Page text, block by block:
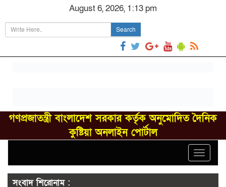
August 6, 2026, 1:13 pm
Search
গণপ্রজাতন্ত্রী বাংলাদেশ সরকার কর্তৃক অনুমোদিত দৈনিক
কুষ্টিয়া অনলাইন পোর্টাল
Toggle
সংবাদ শিরোনাম :